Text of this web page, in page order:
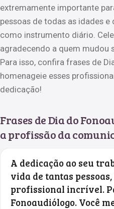
extremamente importante
pessoas de todas as idades
como instrumento diário.
agradecendo a quem mudou
Para isso, confira frases de
homenageie esses
dedicação!
Frases de Dia do
a profissão da
A dedicação ao seu
vida de tantas
profissional incrível.
Fonoaudiólogo. Você